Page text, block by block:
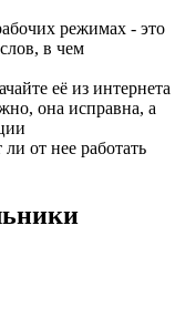
режимах - это
в чем
её из интернета
она исправна, а
от нее работать